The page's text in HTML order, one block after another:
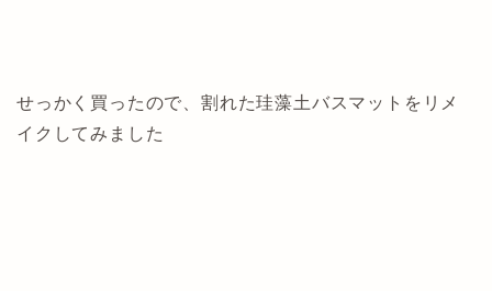
せっかく買ったので、割れた珪藻土バスマットをリメ
イクしてみました